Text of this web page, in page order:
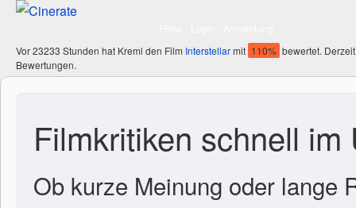
Vor 23233 Stunden hat Kreml den Film Interstellarmit 110% bewertet.
Bewertungen.
Filmkritiken schnell im
Ob kurze Meinung oder lange